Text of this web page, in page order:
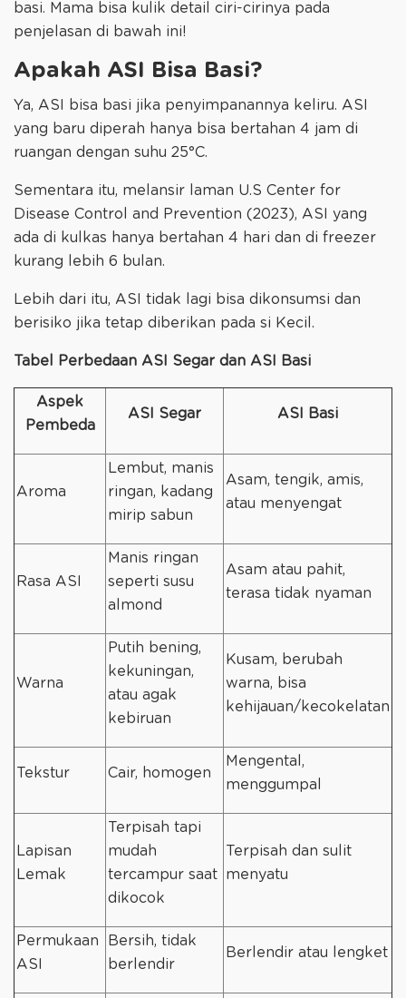
basi. Mama bisa kulik detail ciri-cirinya pada
penjelasan di bawah ini!
Apakah ASI Bisa Basi?
Ya, ASI bisa basi jika penyimpanannya keliru. ASI
yang baru diperah hanya bisa bertahan 4 jam di
ruangan dengan suhu 25°C.
Sementara itu, melansir laman U.S Center for
Disease Control and Prevention (2023), ASI yang
ada di kulkas hanya bertahan 4 hari dan di freezer
kurang lebih 6 bulan.
Lebih dari itu, ASI tidak lagi bisa dikonsumsi dan
berisiko jika tetap diberikan pada si Kecil.
Tabel Perbedaan ASI Segar dan ASI Basi
Aspek
Pembeda
ASI Segar ASI Basi
Aroma
Lembut, manis
ringan, kadang
mirip sabun
Asam, tengik, amis,
atau menyengat
Rasa ASI
Manis ringan
seperti susu
almond
Asam atau pahit,
terasa tidak nyaman
Warna
Putih bening,
kekuningan,
atau agak
kebiruan
Kusam, berubah
warna, bisa
kehijauan/kecokelatan
Tekstur Cair, homogen
Mengental,
menggumpal
Lapisan
Lemak
Terpisah tapi
mudah
tercampur saat
dikocok
Terpisah dan sulit
menyatu
Permukaan
ASI
Bersih, tidak
berlendir
Berlendir atau lengket